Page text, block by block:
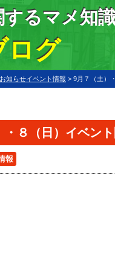
するマメ知
ログ
お知らせイベント情報 > 9月７（土）
・８（日）イベン
報